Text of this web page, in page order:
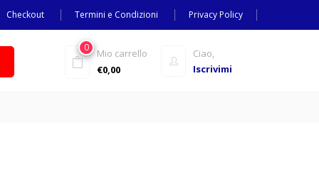
Checkout Termini e Condizioni Privacy Policy
Ciao,
Iscrivimi
0
Mio carrello
€0,00